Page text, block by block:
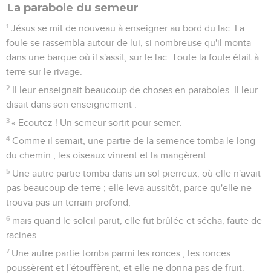
La parabole du semeur
1 Jésus se mit de nouveau à enseigner au bord du lac. La
foule se rassembla autour de lui, si nombreuse qu'il monta
dans une barque où il s'assit, sur le lac. Toute la foule était à
terre sur le rivage.
2 Il leur enseignait beaucoup de choses en paraboles. Il leur
disait dans son enseignement :
3 « Ecoutez ! Un semeur sortit pour semer.
4 Comme il semait, une partie de la semence tomba le long
du chemin ; les oiseaux vinrent et la mangèrent.
5 Une autre partie tomba dans un sol pierreux, où elle n'avait
pas beaucoup de terre ; elle leva aussitôt, parce qu'elle ne
trouva pas un terrain profond,
6 mais quand le soleil parut, elle fut brûlée et sécha, faute de
racines.
7 Une autre partie tomba parmi les ronces ; les ronces
poussèrent et l'étouffèrent, et elle ne donna pas de fruit.